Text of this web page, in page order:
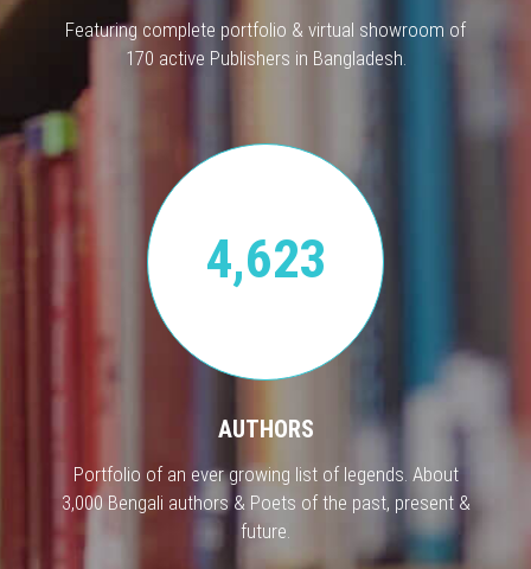
Featuring complete portfolio & virtual showroom of
170 active Publishers in Bangladesh.
4,623
AUTHORS
Portfolio of an ever growing list of legends. About
3,000 Bengali authors & Poets of the past, present &
future.